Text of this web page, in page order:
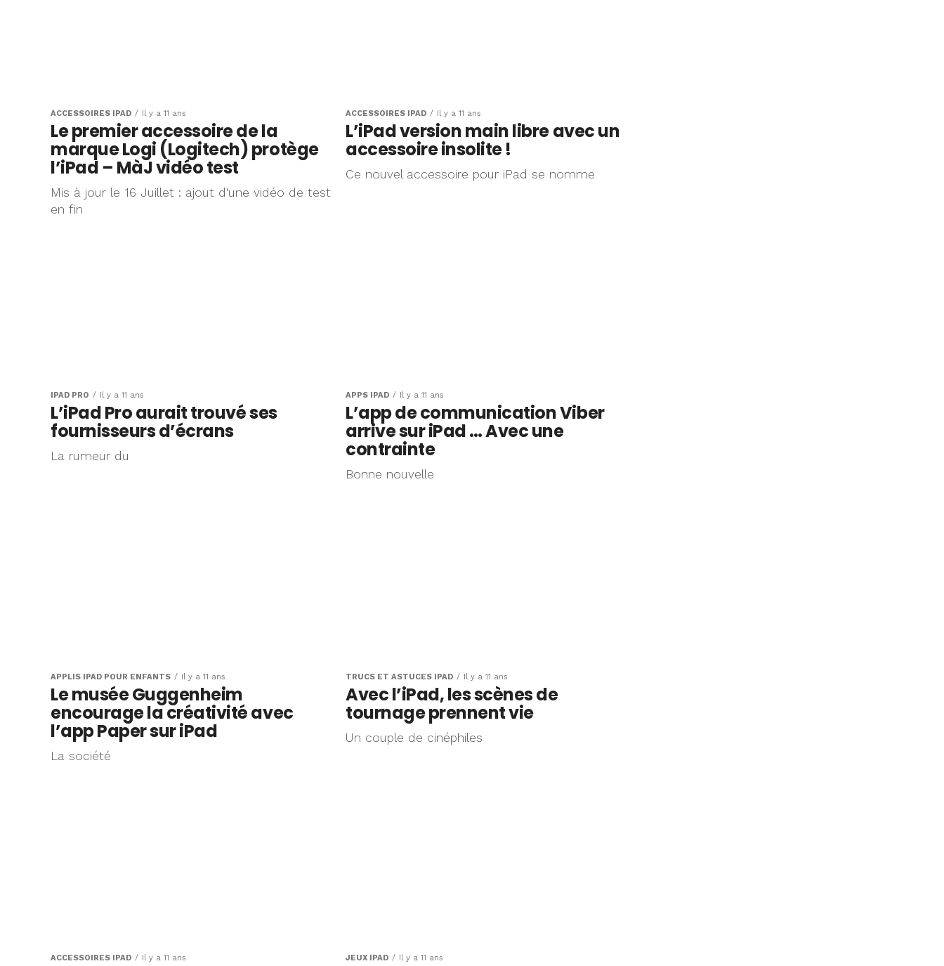
ACCESSOIRES IPAD Il y a 11 ans
Le premier accessoire de la
marque Logi (Logitech) protège
l’iPad – MàJ vidéo test
Mis à jour le 16 Juillet : ajout d'une vidéo de test
en fin
ACCESSOIRES IPAD Il y a 11 ans
L’iPad version main libre avec un
accessoire insolite !
Ce nouvel accessoire pour iPad se nomme
IPAD PRO Il y a 11 ans
L’iPad Pro aurait trouvé ses
fournisseurs d’écrans
La rumeur du
APPS IPAD Il y a 11 ans
L’app de communication Viber
arrive sur iPad … Avec une
contrainte
Bonne nouvelle
APPLIS IPAD POUR ENFANTS Il y a 11 ans
Le musée Guggenheim
encourage la créativité avec
l’app Paper sur iPad
La société
TRUCS ET ASTUCES IPAD Il y a 11 ans
Avec l’iPad, les scènes de
tournage prennent vie
Un couple de cinéphiles
ACCESSOIRES IPAD Il y a 11 ans JEUX IPAD Il y a 11 ans